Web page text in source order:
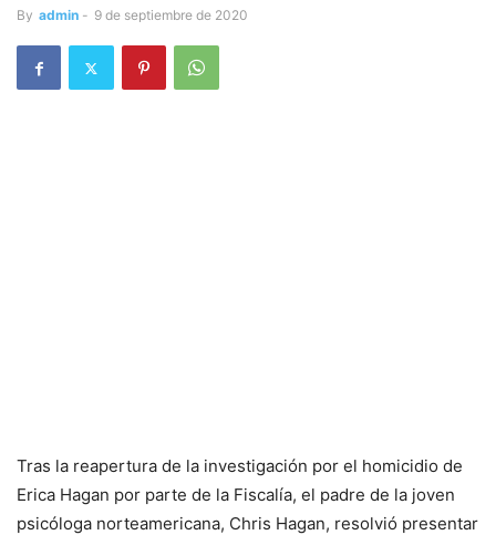
By admin - 9 de septiembre de 2020
Tras la reapertura de la investigación por el homicidio de
Erica Hagan por parte de la Fiscalía, el padre de la joven
psicóloga norteamericana, Chris Hagan, resolvió presentar